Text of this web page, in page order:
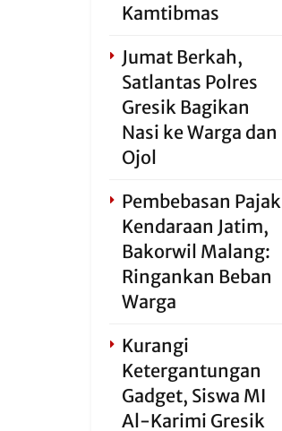
Kamtibmas
Jumat Berkah,
Satlantas Polres
Gresik Bagikan
Nasi ke Warga dan
Ojol
Pembebasan Pajak
Kendaraan Jatim,
Bakorwil Malang:
Ringankan Beban
Warga
Kurangi
Ketergantungan
Gadget, Siswa MI
Al-Karimi Gresik